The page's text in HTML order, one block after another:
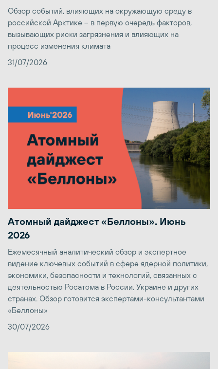
Обзор событий, влияющих на окружающую среду в
российской Арктике – в первую очередь факторов,
вызывающих риски загрязнения и влияющих на
процесс изменения климата
31/07/2026
Атомный дайджест «Беллоны». Июнь
2026
Ежемесячный аналитический обзор и экспертное
видение ключевых событий в сфере ядерной политики,
экономики, безопасности и технологий, связанных с
деятельностью Росатома в России, Украине и других
странах. Обзор готовится экспертами-консультантами
«Беллоны»
30/07/2026